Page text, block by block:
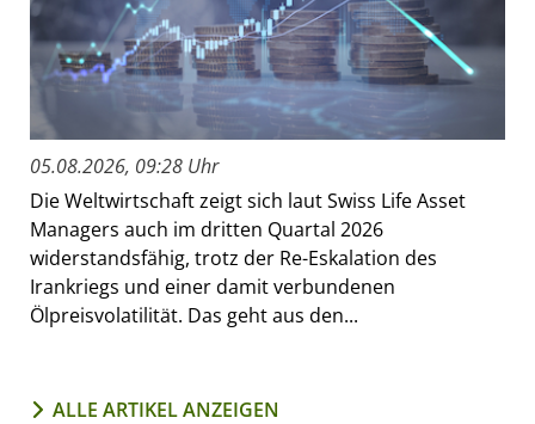
05.08.2026, 09:28 Uhr
Die Weltwirtschaft zeigt sich laut Swiss Life Asset
Managers auch im dritten Quartal 2026
widerstandsfähig, trotz der Re-Eskalation des
Irankriegs und einer damit verbundenen
Ölpreisvolatilität. Das geht aus den...
ALLE ARTIKEL ANZEIGEN